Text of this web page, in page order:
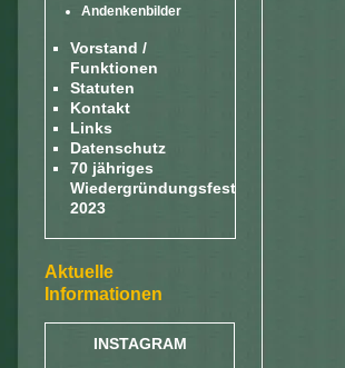
Andenkenbilder
Vorstand /
Funktionen
Statuten
Kontakt
Links
Datenschutz
70 jähriges
Wiedergründungsfest
2023
Aktuelle
Informationen
INSTAGRAM